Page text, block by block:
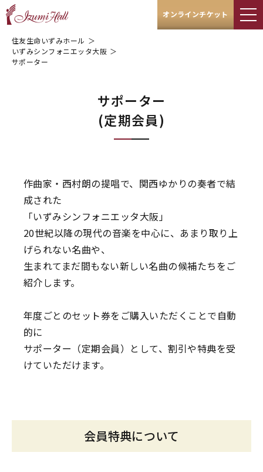
オンラインチケット
住友生命いずみホール ＞
いずみシンフォニエッタ大阪 ＞
サポーター
サポーター
(定期会員)
作曲家・西村朗の提唱で、関西ゆかりの奏者で結
成された
「いずみシンフォニエッタ大阪」
20世紀以降の現代の音楽を中心に、あまり取り上
げられない名曲や、
生まれてまだ間もない新しい名曲の候補たちをご
紹介します。
年度ごとのセット券をご購入いただくことで自動
的に
サポーター（定期会員）として、割引や特典を受
けていただけます。
会員特典について